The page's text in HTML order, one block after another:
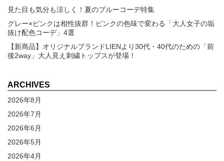
見た目も気分も涼しく！夏のブルーコーデ特集
グレー×ピンクは相性抜群！ピンクの色味で変わる「大人女子の垢
抜け配色コーデ」4選
【新商品】オリジナルブランドLIENより30代・40代のための「前
後2way」大人見え刺繍トップスが登場！
ARCHIVES
2026年8月
2026年7月
2026年6月
2026年5月
2026年4月